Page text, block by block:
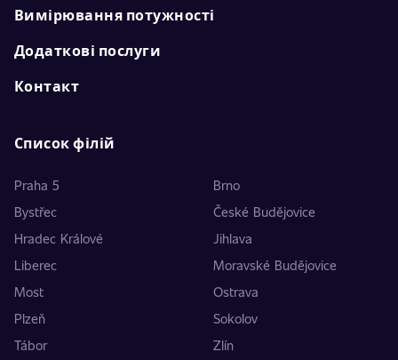
Вимірювання потужності
Додаткові послуги
Контакт
Список філій
Praha 5
Brno
Bystřec
České Budějovice
Hradec Králové
Jihlava
Liberec
Moravské Budějovice
Most
Ostrava
Plzeň
Sokolov
Tábor
Zlín